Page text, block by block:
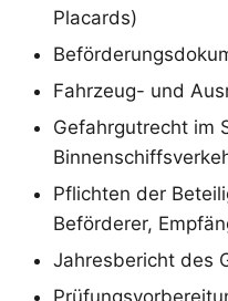
Placards)
Fahrzeug- und
Gefahrgutrecht im
Pflichten der
Beförderer,
Jahresbericht des